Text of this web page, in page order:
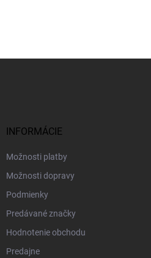
INFORMÁCIE
Možnosti platby
Možnosti dopravy
Podmienky
Predávané značky
Hodnotenie obchodu
Predajne